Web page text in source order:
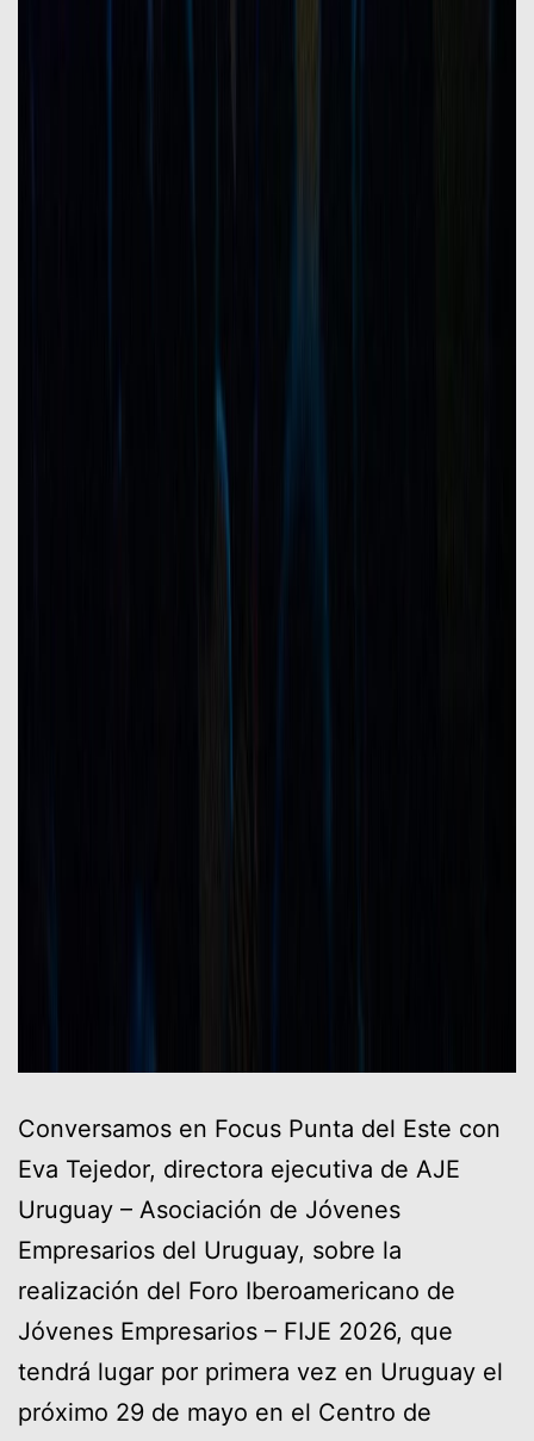
Conversamos en Focus Punta del Este con
Eva Tejedor, directora ejecutiva de AJE
Uruguay – Asociación de Jóvenes
Empresarios del Uruguay, sobre la
realización del Foro Iberoamericano de
Jóvenes Empresarios – FIJE 2026, que
tendrá lugar por primera vez en Uruguay el
próximo 29 de mayo en el Centro de